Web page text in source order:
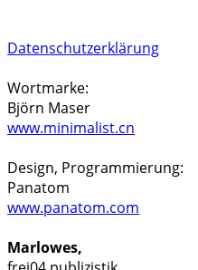
Datenschutzerklärung
Wortmarke:
Björn Maser
www.minimalist.cn
Design, Programmierung:
Panatom
www.panatom.com
Marlowes,